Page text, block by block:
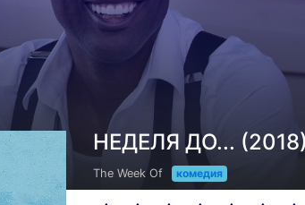
НЕДЕЛЯ ДО... (2018)
The Week Of комедия